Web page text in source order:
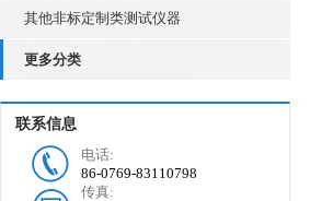
其他非标定制类测试仪器
更多分类
联系信息
电话:
86-0769-83110798
传真: